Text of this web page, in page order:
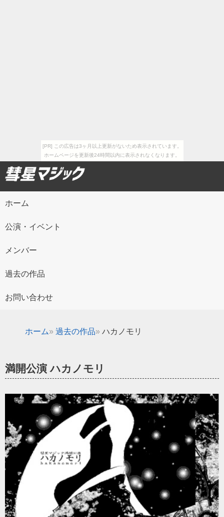
[PR] この広告は3ヶ月以上更新がないため表示されています。
ホームページを更新後24時間以内に表示されなくなります。
ホーム
公演・イベント
メンバー
過去の作品
お問い合わせ
ホーム 過去の作品 ハカノモリ
満開公演 ハカノモリ